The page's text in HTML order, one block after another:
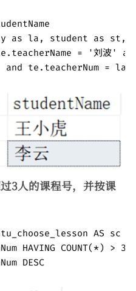
and te.teacherNum =
3人的课程号，并按课
AS sc
DESC